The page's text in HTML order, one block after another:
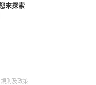
來探索
規則及政策(Open